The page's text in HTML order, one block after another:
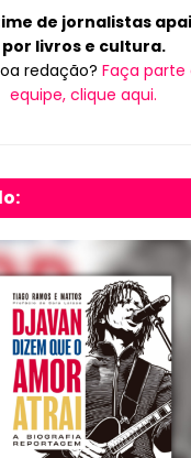
de jornalistas
por livros e cultura.
redação? Faça parte
equipe, clique aqui.